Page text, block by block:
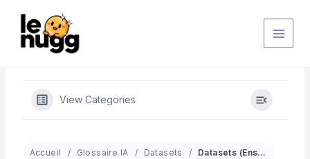
contenu
View Categories
Accueil Glossaire IA Datasets Datasets (Ensembles de données)